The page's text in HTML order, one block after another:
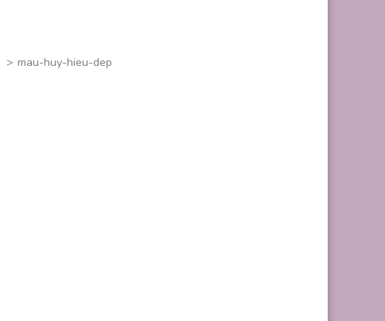
> mau-huy-hieu-dep